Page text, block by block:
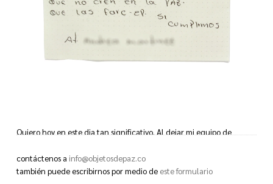
Quiero hoy en este dia tan significativo. Al dejar mi equipo de
Quiero dejar mi mensaje que estoy dispuesta a asumir con
responsabilidad. esta reconsiliacio.
contáctenos a info@objetosdepaz.co
también puede escribirnos por medio de este formulario